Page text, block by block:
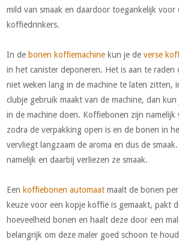
mild van smaak en daardoor toegankelijk voor
koffiedrinkers.
In de bonen koffiemachine kun je deverse
in het canister deponeren. Het is aan te raden
niet weken lang in de machine te laten zitten,
clubje gebruik maakt van de machine, dan
in de machine doen. Koffiebonen zijn namelijk
zodra de verpakking open is en de bonen in
vervliegt langzaam de aroma en dus de
namelijk en daarbij verliezen ze smaak.
Een koffiebonen automaat maalt de bonen
keuze voor een kopje koffie is gemaakt, pakt
hoeveelheid bonen en haalt deze door een
belangrijk om deze maler goed schoon te